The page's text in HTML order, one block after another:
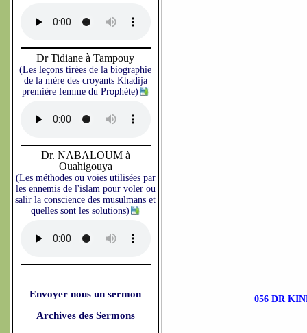
Dr Tidiane à Tampouy
(Les leçons tirées de la biographie
de la mère des croyants Khadija
première femme du Prophète)
Dr. NABALOUM à
Ouahigouya
(Les méthodes ou voies utilisées par
les ennemis de l'islam pour voler ou
salir la conscience des musulmans et
quelles sont les solutions)
Envoyer nous un sermon
Archives des Sermons
056 DR